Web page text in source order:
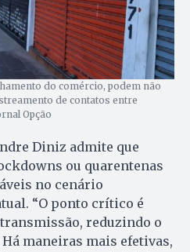
do comércio, podem não
de contatos entre
Opção
Diniz admite que
ou quarentenas
no cenário
“O ponto crítico é
reduzindo o
maneiras mais efetivas,